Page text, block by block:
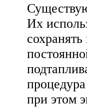
Их
при этом